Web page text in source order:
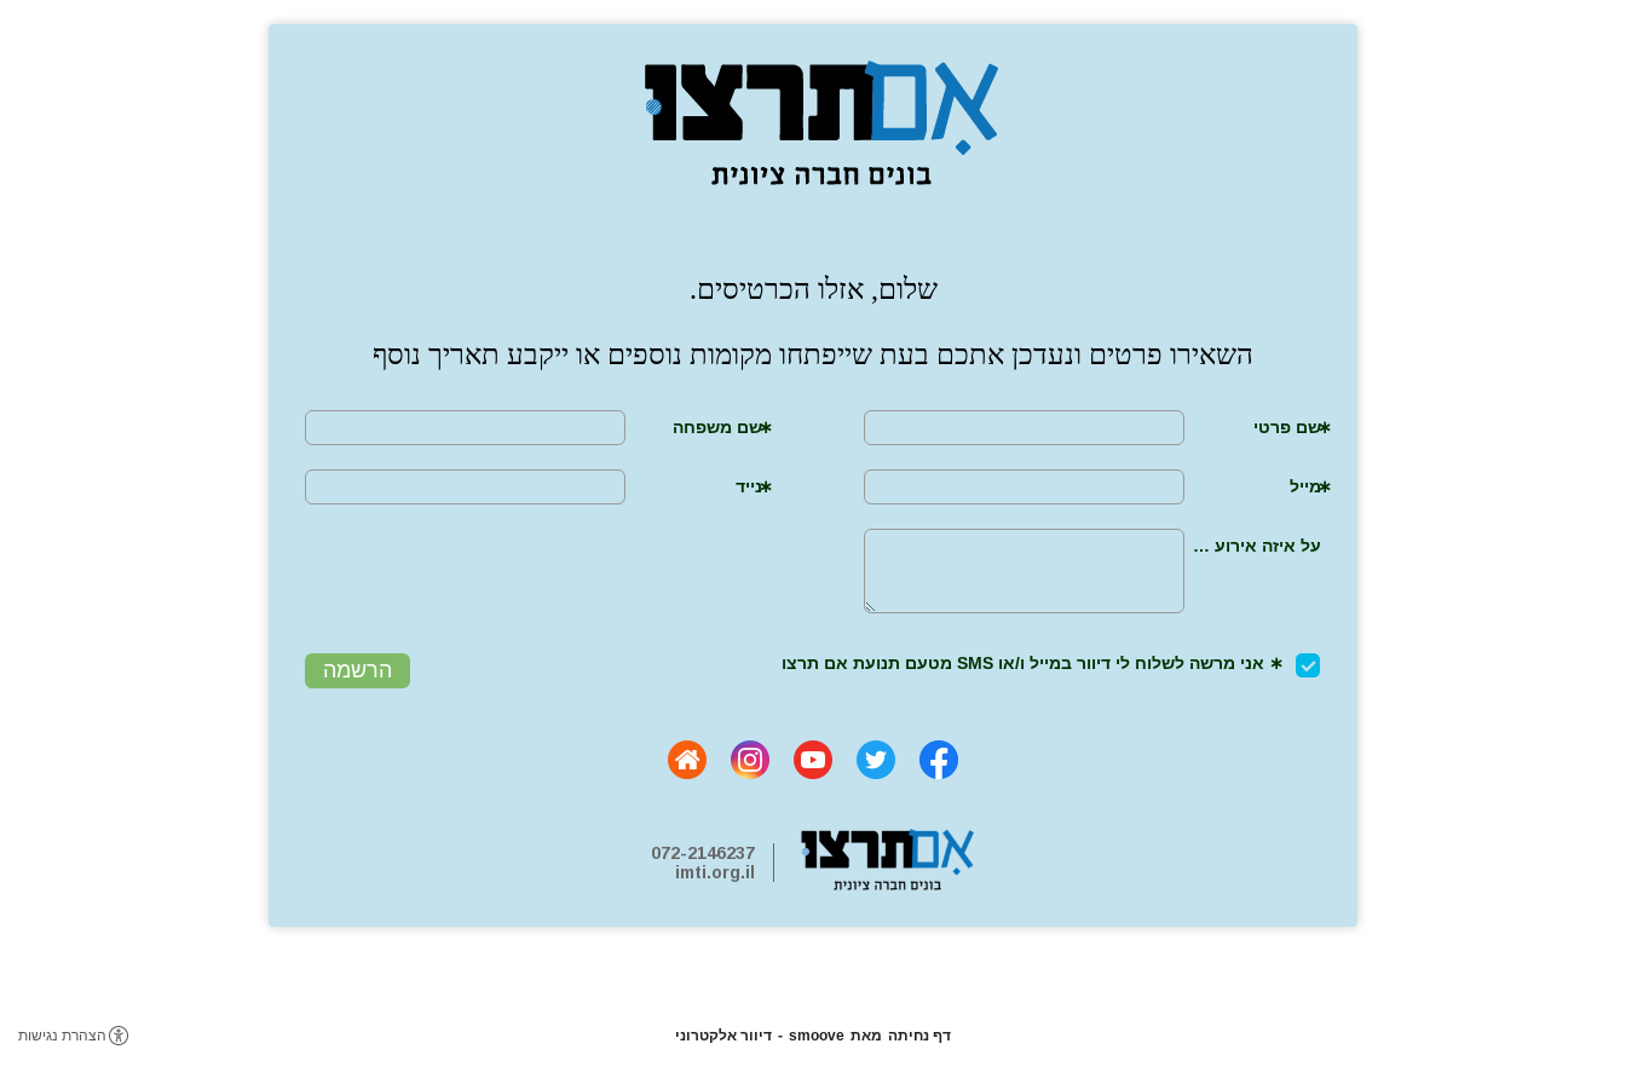
שלום, אזלו הכרטיסים.
השאירו פרטים ונעדכן אתכם בעת שייפתחו מקומות נוספים או ייקבע תאריך נוסף
שם פרטי שם משפחה
מייל נייד
על איזה אירוע רוצה לקבל עדכון?
∗ אני מרשה לשלוח לי דיוור במייל ו/או SMS מטעם תנועת אם תרצו הרשמה
072-2146237
imti.org.il
דף נחיתה מאת smoove
- דיוור אלקטרוני הצהרת נגישות